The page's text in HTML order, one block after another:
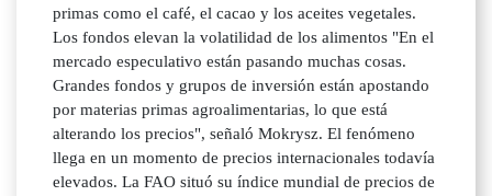
primas como el café, el cacao y los aceites vegetales.
Los fondos elevan la volatilidad de los alimentos "En el
mercado especulativo están pasando muchas cosas.
Grandes fondos y grupos de inversión están apostando
por materias primas agroalimentarias, lo que está
alterando los precios", señaló Mokrysz. El fenómeno
llega en un momento de precios internacionales todavía
elevados. La FAO situó su índice mundial de precios de